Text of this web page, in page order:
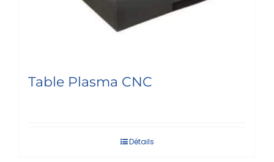
Table Plasma CNC
Détails